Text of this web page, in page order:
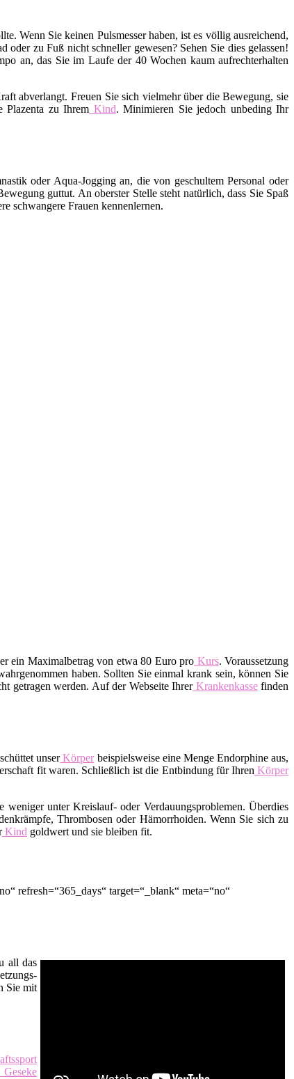
Wenn Sie keinen Pulsmesser haben, ist es völlig ausreichend,
zu Fuß nicht schneller gewesen? Sehen Sie dies gelassen!
an, das Sie im Laufe der 40 Wochen kaum aufrechterhalten
abverlangt. Freuen Sie sich vielmehr über die Bewegung, sie
Plazenta zu Ihrem Kind. Minimieren Sie jedoch unbeding Ihr
oder Aqua-Jogging an, die von geschultem Personal oder
guttut. An oberster Stelle steht natürlich, dass Sie Spaß
schwangere Frauen kennenlernen.
ein Maximalbetrag von etwa 80 Euro pro Kurs. Voraussetzung
haben. Sollten Sie einmal krank sein, können Sie
getragen werden. Auf der Webseite IhrerKrankenkassefinden
unserKörperbeispielsweise eine Menge Endorphine aus,
fit waren. Schließlich ist die Entbindung für Ihren Körper
unter Kreislauf- oder Verdauungsproblemen. Überdies
Thrombosen oder Hämorrhoiden. Wenn Sie sich zu
Kind goldwert und sie bleiben fit.
refresh=“365_days“ target=“_blank“ meta=“no“
all das
Sie mit